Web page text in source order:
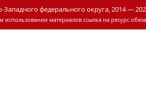
федерального округа, 2014 —
материалов ссылка на ресурс